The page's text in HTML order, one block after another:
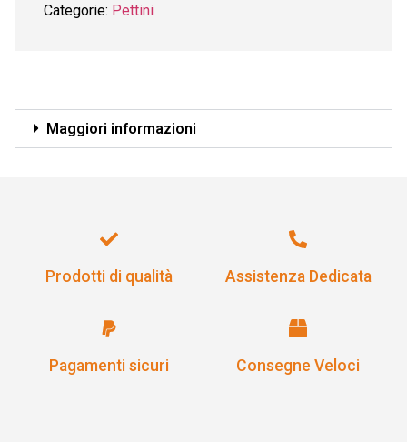
Categorie: Pettini
Maggiori informazioni
Prodotti di qualità Assistenza Dedicata
Pagamenti sicuri Consegne Veloci